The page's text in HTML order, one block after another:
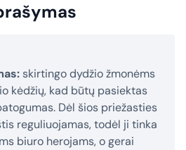
skirtingo dydžio žmonėms
kėdžių, kad būtų pasiektas
Dėl šios priežasties
reguliuojamas, todėl ji tinka
biuro herojams, o gerai